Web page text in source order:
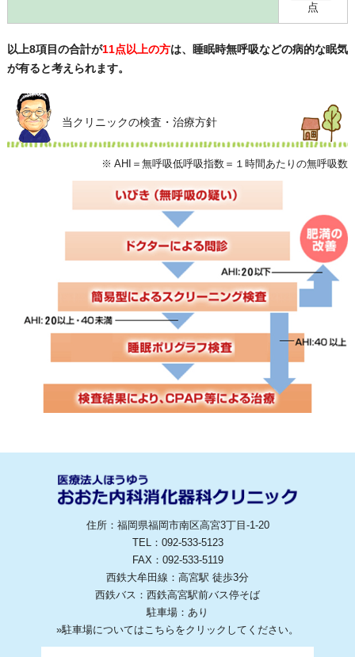
点
以上8項目の合計が11点以上の方は、睡眠時無呼吸などの病的な眠気
が有ると考えられます。
当クリニックの検査・治療方針
※ AHI＝無呼吸低呼吸指数＝１時間あたりの無呼吸数
住所：福岡県福岡市南区高宮3丁目-1-20
TEL：092-533-5123
FAX：092-533-5119
西鉄大牟田線：高宮駅 徒歩3分
西鉄バス：西鉄高宮駅前バス停そば
駐車場：あり
»駐車場についてはこちらをクリックしてください。